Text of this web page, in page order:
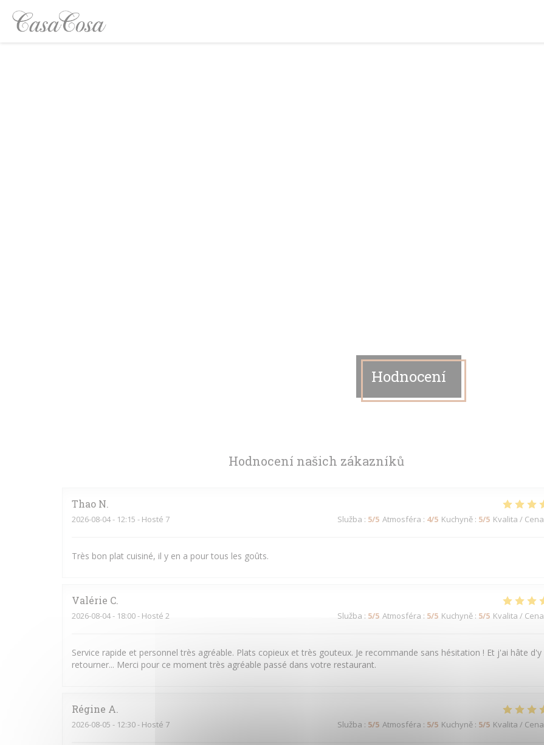
Hodnocení
Hodnocení našich zákazníků
Thao N
2026-08-04- 12:15 - Hosté 7 Služba : 5/5 Atmosféra : 4/5 Kuchyně : 5/5 Kvalita / Cena
Très bon plat cuisiné, il y en a pour tous les goûts.
Valérie C
2026-08-04- 18:00 - Hosté 2 Služba : 5/5 Atmosféra : 5/5 Kuchyně : 5/5 Kvalita / Cena
Service rapide et personnel très agréable. Plats copieux et très gouteux. Je recommande sans hésitation ! Et j'ai hâte d'y
retourner... Merci pour ce moment très agréable passé dans votre restaurant.
Régine A
2026-08-05 - 12:30 - Hosté 7 Služba : 5/5 Atmosféra : 5/5 Kuchyně : 5/5 Kvalita / Cena